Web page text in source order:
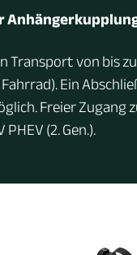
Transport von bis
Ein
Freier
(2. Gen.).